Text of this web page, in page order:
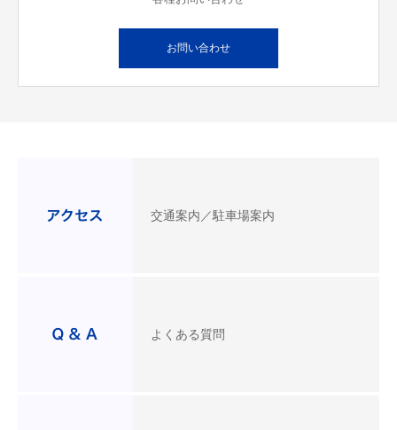
お問い合わせ
交通案内／駐車場案内
よくある質問